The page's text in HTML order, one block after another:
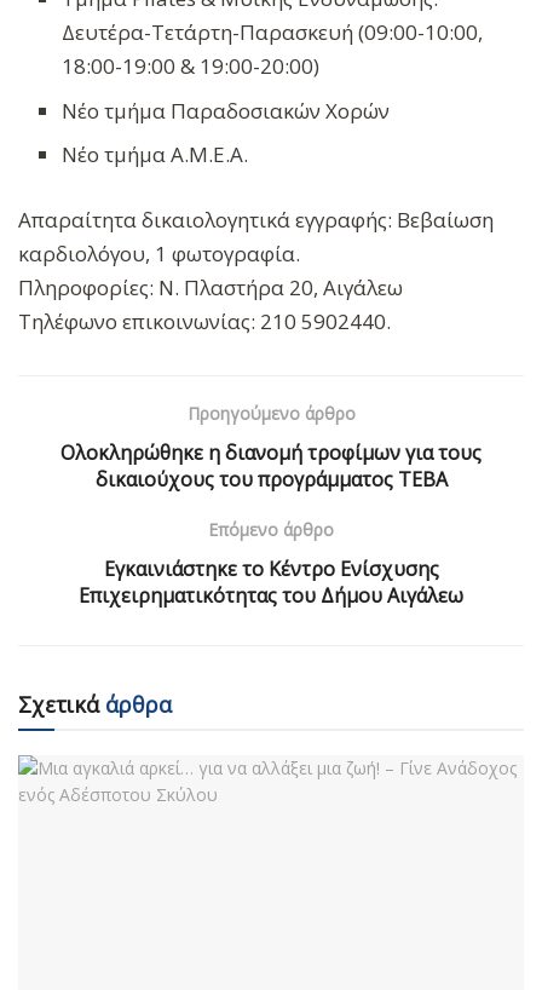
Δευτέρα-Τετάρτη-Παρασκευή (09:00-10:00,
18:00-19:00 & 19:00-20:00)
Νέο τμήμα Παραδοσιακών Χορών
Νέο τμήμα Α.Μ.Ε.Α.
Απαραίτητα δικαιολογητικά εγγραφής: Βεβαίωση
καρδιολόγου, 1 φωτογραφία.
Πληροφορίες: Ν. Πλαστήρα 20, Αιγάλεω
Τηλέφωνο επικοινωνίας: 210 5902440.
Προηγούμενο άρθρο
Ολοκληρώθηκε η διανομή τροφίμων για τους
δικαιούχους του προγράμματος ΤΕΒΑ
Επόμενο άρθρο
Εγκαινιάστηκε το Κέντρο Ενίσχυσης
Επιχειρηματικότητας του Δήμου Αιγάλεω
Σχετικάάρθρα